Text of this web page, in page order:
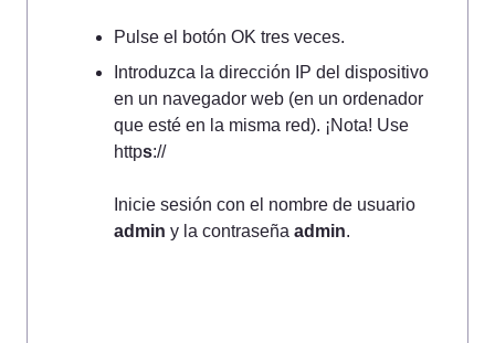
Pulse el botón OK tres veces.
Introduzca la dirección IP del dispositivo
en un navegador web (en un ordenador
que esté en la misma red). ¡Nota! Use
https://
admin y la contraseña admin